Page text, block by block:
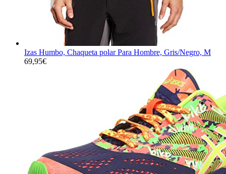
Izas Humbo, Chaqueta polar Para Hombre, Gris/Negro, M
69,95€